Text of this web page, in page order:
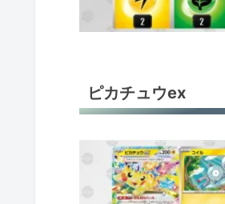
サーナイトex
タケルライコex
タケルライコex
サーフゴーex
ピカチュウex